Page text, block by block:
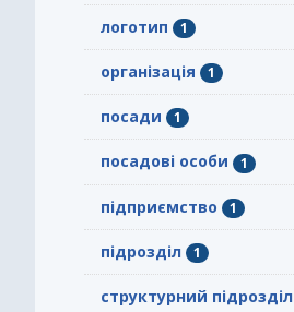
логотип 1
організація 1
посади 1
посадові особи 1
підприємство 1
підрозділ 1
структурний підрозділ